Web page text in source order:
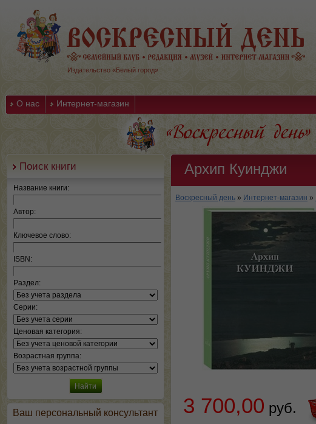
Издательство «Белый город»
О нас Интернет-магазин
Поиск книги
Название книги:
Автор:
Ключевое слово:
ISBN:
Раздел:
Серии:
Ценовая категория:
Возрастная группа:
Ваш персональный консультант
Архип Куинджи
Воскресный день » Интернет-магазин »
3 700,00 руб.